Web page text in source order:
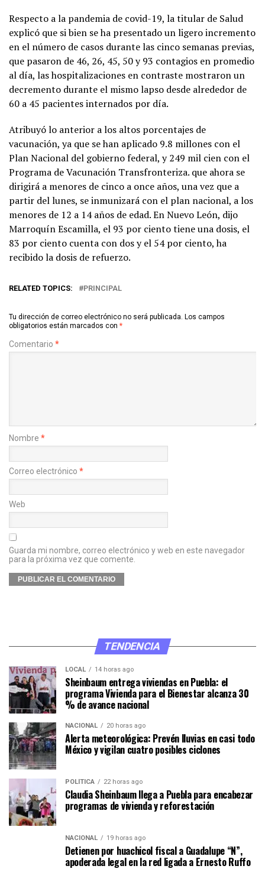
Respecto a la pandemia de covid-19, la titular de Salud
explicó que si bien se ha presentado un ligero incremento
en el número de casos durante las cinco semanas previas,
que pasaron de 46, 26, 45, 50 y 93 contagios en promedio
al día, las hospitalizaciones en contraste mostraron un
decremento durante el mismo lapso desde alrededor de
60 a 45 pacientes internados por día.
Atribuyó lo anterior a los altos porcentajes de
vacunación, ya que se han aplicado 9.8 millones con el
Plan Nacional del gobierno federal, y 249 mil cien con el
Programa de Vacunación Transfronteriza. que ahora se
dirigirá a menores de cinco a once años, una vez que a
partir del lunes, se inmunizará con el plan nacional, a los
menores de 12 a 14 años de edad. En Nuevo León, dijo
Marroquín Escamilla, el 93 por ciento tiene una dosis, el
83 por ciento cuenta con dos y el 54 por ciento, ha
recibido la dosis de refuerzo.
RELATED TOPICS: PRINCIPAL
Tu dirección de correo electrónico no será publicada. Los campos
obligatorios están marcados con *
Comentario *
Nombre *
Correo electrónico *
Web
Guarda mi nombre, correo electrónico y web en este navegador
para la próxima vez que comente.
TENDENCIA
LOCAL 14 horas ago
Sheinbaum entrega viviendas en Puebla: el
programa Vivienda para el Bienestar alcanza 30
% de avance nacional
NACIONAL 20 horas ago
Alerta meteorológica: Prevén lluvias en casi todo
México y vigilan cuatro posibles ciclones
POLÍTICA 22 horas ago
Claudia Sheinbaum llega a Puebla para encabezar
programas de vivienda y reforestación
NACIONAL 19 horas ago
Detienen por huachicol fiscal a Guadalupe “N”,
apoderada legal en la red ligada a Ernesto Ruffo